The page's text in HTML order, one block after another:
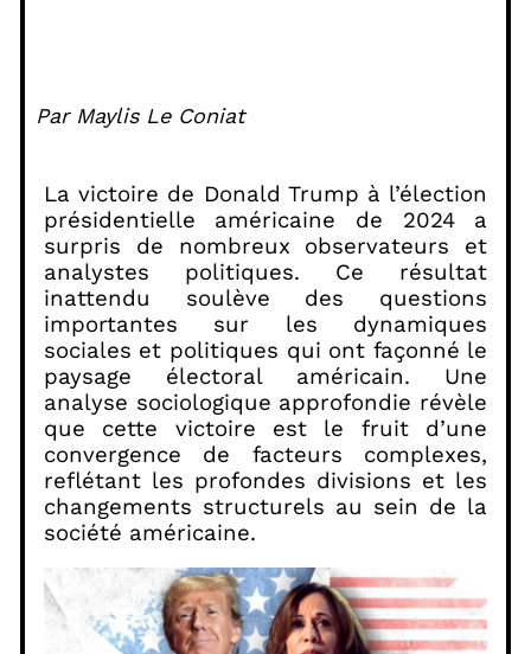
Par Maylis Le Coniat
La victoire de Donald Trump à l’élection
présidentielle américaine de 2024 a
surpris de nombreux observateurs et
analystes politiques. Ce résultat
inattendu soulève des questions
importantes sur les dynamiques
sociales et politiques qui ont façonné le
paysage électoral américain. Une
analyse sociologique approfondie révèle
que cette victoire est le fruit d’une
convergence de facteurs complexes,
reflétant les profondes divisions et les
changements structurels au sein de la
société américaine.